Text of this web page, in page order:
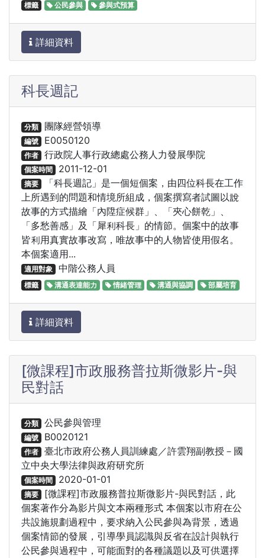
標籤
公民參與 參與式預算
詳細資料
科長週記
分類 團隊經營領導
編號 E0050120
作者 行政院人事行政總處公務人力發展學院
個案時間 2011-12-01
摘要 「科長週記」是一個短個案，由四位科長在工作
上所遇到的問題和情境所組成，個案撰寫者試圖以說
故事的方式描繪「內陞症候群」、「夾心餅乾」、
「多愁善感」及「犀利科長」的情節。個案中的故事
皆利用真實故事改寫，唯故事中的人物皆使用假名。
本個案適用...
適用對象 中階公務人員
標籤 溝通表達能力 情緒管理 溝通與協調 部屬培育
詳細資料
[微課程]市政服務普拉斯微影片-與
民對話
分類 公民參與管理
編號 B0020121
作者 臺北市政府公務人員訓練處／許雲翔副教授－國
立中央大學法律與政府研究所
個案時間 2020-01-01
摘要 [微課程]市政服務普拉斯微影片-與民對話，此
個案著作分為影片與文本兩種形式 本個案以市府在公
共設施規劃過程中，要求納入公民參與為背景，透過
個案情節的發展，引導學員認識與反省在設計與執行
公民參與過程中，可能面對的各種議題以及可供選擇